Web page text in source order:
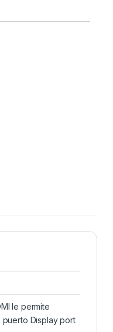
le permite
puerto Display port